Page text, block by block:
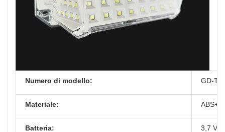
Numero di modello: GD-
Materiale:
Batteria: 3,7 V